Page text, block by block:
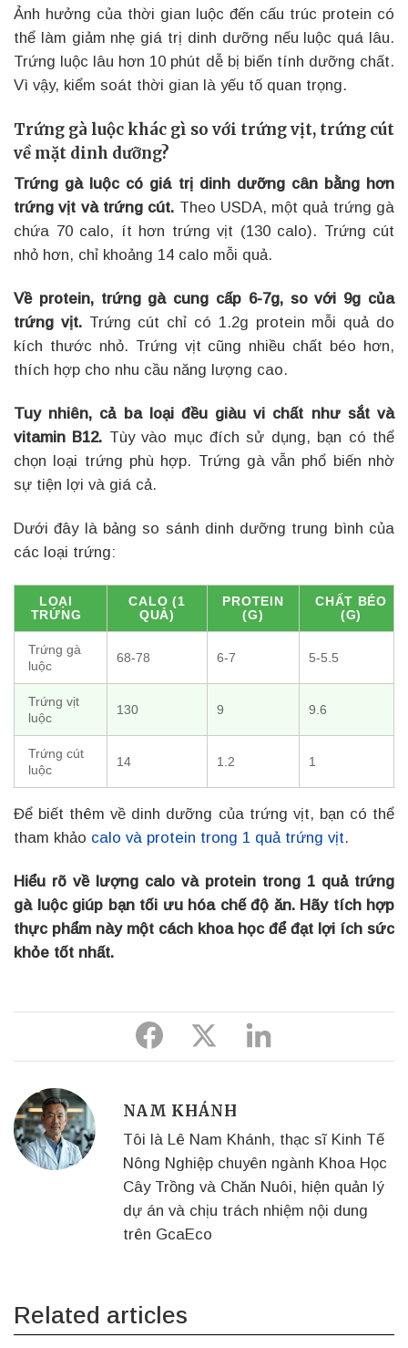
Ảnh hưởng của thời gian luộc đến cấu trúc protein có
thể làm giảm nhẹ giá trị dinh dưỡng nếu luộc quá lâu.
Trứng luộc lâu hơn 10 phút dễ bị biến tính dưỡng chất.
Vì vậy, kiểm soát thời gian là yếu tố quan trọng.
Trứng gà luộc khác gì so với trứng vịt, trứng cút
về mặt dinh dưỡng?
Trứng gà luộc có giá trị dinh dưỡng cân bằng hơn
trứng vịt và trứng cút. Theo USDA, một quả trứng gà
chứa 70 calo, ít hơn trứng vịt (130 calo). Trứng cút
nhỏ hơn, chỉ khoảng 14 calo mỗi quả.
Về protein, trứng gà cung cấp 6-7g, so với 9g của
trứng vịt.Trứng cút chỉ có 1.2g protein mỗi quả do
kích thước nhỏ. Trứng vịt cũng nhiều chất béo hơn,
thích hợp cho nhu cầu năng lượng cao.
Tuy nhiên, cả ba loại đều giàu vi chất như sắt và
vitamin B12. Tùy vào mục đích sử dụng, bạn có thể
chọn loại trứng phù hợp. Trứng gà vẫn phổ biến nhờ
sự tiện lợi và giá cả.
Dưới đây là bảng so sánh dinh dưỡng trung bình của
các loại trứng:
LOẠI
TRỨNG
CALO (1
QUẢ)
PROTEIN
(G)
CHẤT BÉO
(G)
Trứng gà
luộc
68-78 6-7 5-5.5
Trứng vịt
luộc
130 9 9.6
Trứng cút
luộc
14 1.2 1
Để biết thêm về dinh dưỡng của trứng vịt, bạn có thể
tham khảo calo và protein trong 1 quả trứng vịt.
Hiểu rõ về lượng calo và protein trong 1 quả trứng
gà luộc giúp bạn tối ưu hóa chế độ ăn. Hãy tích hợp
thực phẩm này một cách khoa học để đạt lợi ích sức
khỏe tốt nhất.
Share
Share
Share
NAM KHÁNH
Tôi là Lê Nam Khánh, thạc sĩ Kinh Tế
Nông Nghiệp chuyên ngành Khoa Học
Cây Trồng và Chăn Nuôi, hiện quản lý
dự án và chịu trách nhiệm nội dung
trên GcaEco
Related articles